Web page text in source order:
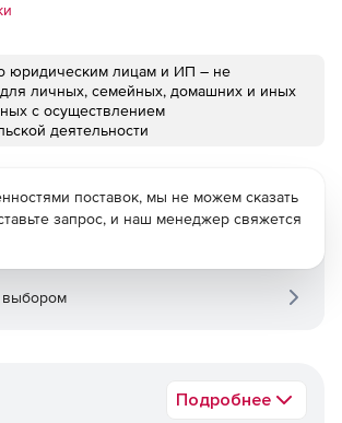
юридическим лицам и ИП – не
личных, семейных, домашних и иных
с осуществлением
деятельности
Подробнее
поставок, мы не можем сказать
запрос, и наш менеджер свяжется